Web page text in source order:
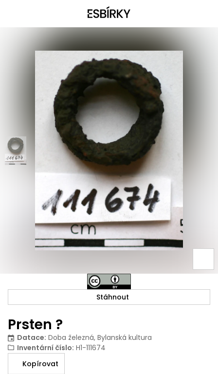
Prsten ?
Datace: Doba železná, Bylanská kultura
Inventární číslo: H1-111674
Kopírovat
Stáhnout